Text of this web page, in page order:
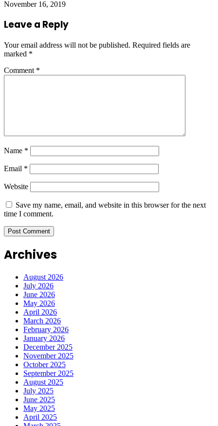
November 16, 2019
Leave a Reply
Your email address will not be published. Required fields are
marked *
Comment *
Name *
Email *
Website
Save my name, email, and website in this browser for the next
time I comment.
Archives
August 2026
July 2026
June 2026
May 2026
April 2026
March 2026
February 2026
January 2026
December 2025
November 2025
October 2025
September 2025
August 2025
July 2025
June 2025
May 2025
April 2025